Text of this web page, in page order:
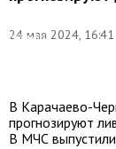
24 мая 2024, 16:41
Николай
В Карачаево-
прогнозируют
В МЧС